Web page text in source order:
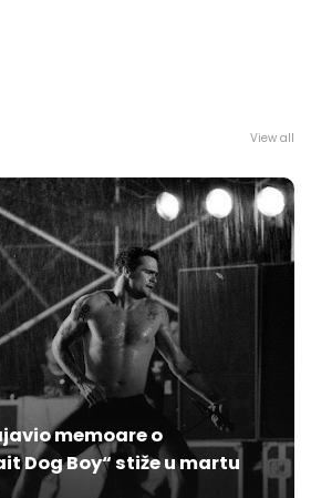
View all
memoare o
Dog Boy“ stiže u martu